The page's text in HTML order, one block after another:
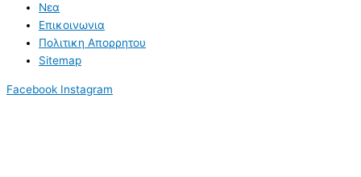
Νεα
Επικοινωνια
Πολιτικη Απορρητου
Sitemap
Facebook Instagram